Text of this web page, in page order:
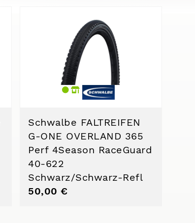
Schwalbe FALTREIFEN
G-ONE OVERLAND 365
Perf 4Season RaceGuard
40-622
Schwarz/Schwarz-Refl
50,00 €